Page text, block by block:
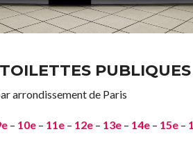
arrondissement de Paris
– 10e– 11e– 12e– 13e– 14e– 15e–